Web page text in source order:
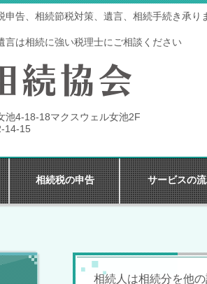
告、相続節税対策、遺言、相続手続き承り
言は相続に強い税理士にご相談ください
4-18-18マクスウェル女池2F
14-15
相続税の申告 サービスの
相続人は相続分を他